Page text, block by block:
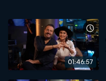
01:46:57